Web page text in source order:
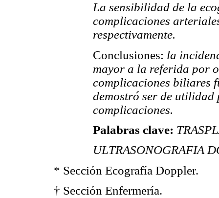
La sensibilidad de la
complicaciones
respectivamente.
Conclusiones: la
mayor a la referida por
complicaciones biliares
demostró ser de utilidad
complicaciones.
Palabras clave:
ULTRASONOGRAFIA
* Sección Ecografía Doppler.
† Sección Enfermería.